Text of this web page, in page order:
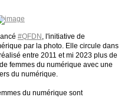
#QFDN , l'initiative de
par la photo. Elle circule dans
entre 2011 et mi 2023 plus de
femmes du numérique avec une
du numérique.
du numérique sont